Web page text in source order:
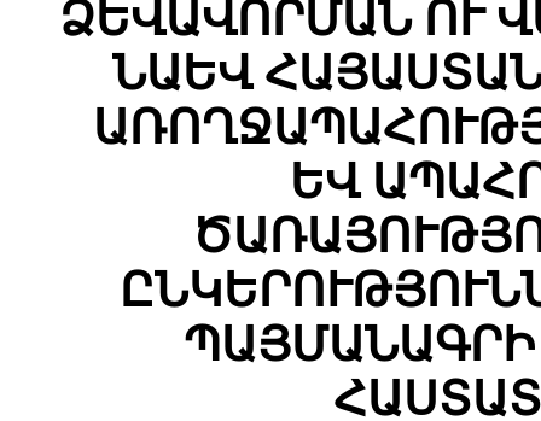
ՁԵՎԱՎՈՐՄԱՆ ՈՒ
ՆԱԵՎ
ԵՎ